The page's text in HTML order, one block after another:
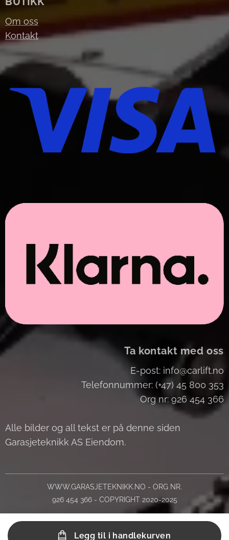
Legg til i handlekurven
Om oss
Kontakt
Ta kontakt med oss
E-post: info@carlift.no
Telefonnummer: (+47) 45 800 353
Org nr: 926 454 366
Alle bilder og all tekst er på denne siden
Garasjeteknikk AS Eiendom.
WWW.GARASJETEKNIKK.NO - ORG NR.
926 454 366 - COPYRIGHT 2020-2025